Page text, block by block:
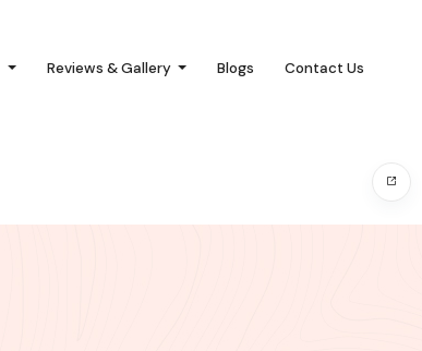
Reviews & Gallery Blogs Contact Us